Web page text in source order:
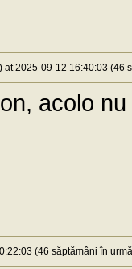
) at 2025-09-12 16:40:03 (46
acolo
(46 săptămâni în